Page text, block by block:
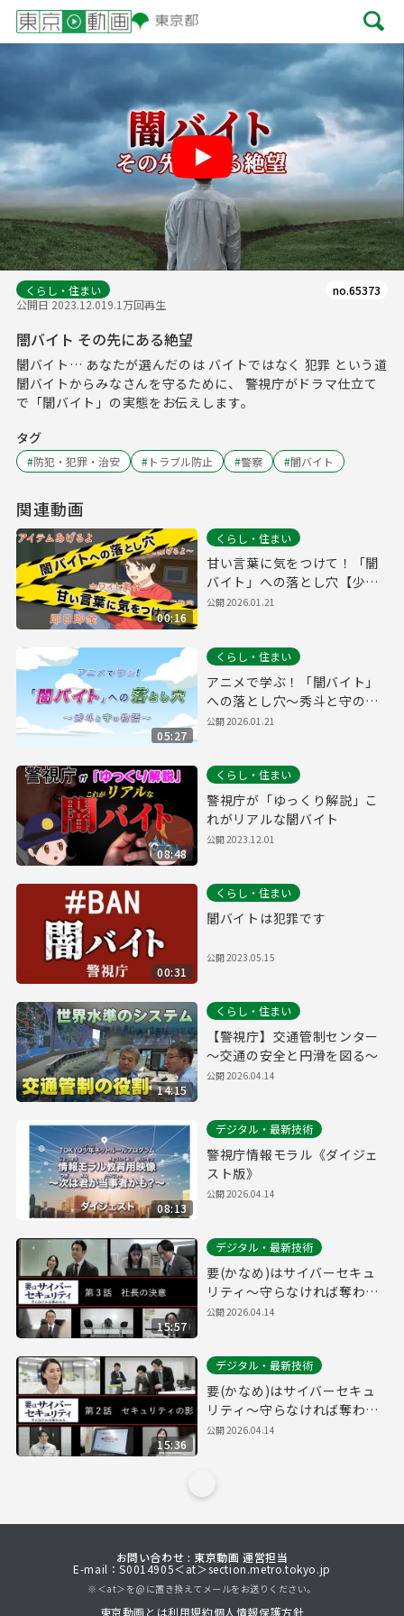
Play
くらし・住まい
公開日 2023.12.019.1万回再生
no.65373
闇バイト その先にある絶望
闇バイト… あなたが選んだのは バイトではなく 犯罪 という道
闇バイトからみなさんを守るために、 警視庁がドラマ仕立て
で「闇バイト」の実態をお伝えします。
タグ
#防犯・犯罪・治安 #トラブル防止 #警察 #闇バイト
関連動画
00:16
くらし・住まい
甘い言葉に気をつけて！「闇
バイト」への落とし穴【少年
育成課】
公開2026.01.21
05:27
くらし・住まい
アニメで学ぶ！「闇バイト」
への落とし穴～秀斗と守の物
語～【少年育成課】
公開2026.01.21
08:48
くらし・住まい
警視庁が「ゆっくり解説」こ
れがリアルな闇バイト
公開2023.12.01
00:31
くらし・住まい
闇バイトは犯罪です
公開2023.05.15
14:15
くらし・住まい
【警視庁】交通管制センター
～交通の安全と円滑を図る～
公開2026.04.14
08:13
デジタル・最新技術
警視庁情報モラル《ダイジェ
スト版》
公開2026.04.14
15:57
デジタル・最新技術
要(かなめ)はサイバーセキュ
リティ～守らなければ奪われ
る～第３話「社長の決意」(経
公開2026.04.14
15:36
デジタル・最新技術
要(かなめ)はサイバーセキュ
リティ～守らなければ奪われ
る～第２話「セキュリティの
公開2026.04.14
お問い合わせ : 東京動画 運営担当
E-mail：S0014905＜at＞section.metro.tokyo.jp
※＜at＞を@に置き換えてメールをお送りください。
東京動画とは利用規約個人情報保護方針